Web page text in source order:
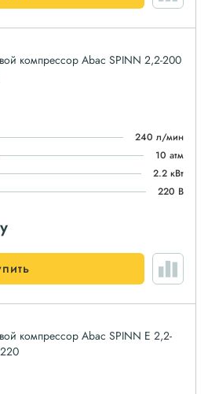
компрессор Abac SPINN 2,2-200
240 л/мин
10 атм
2.2 кВт
220 В
компрессор Abac SPINN E 2,2-